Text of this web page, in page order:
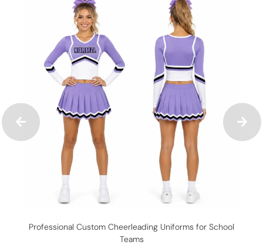
Professional Custom Cheerleading Uniforms for School
Teams